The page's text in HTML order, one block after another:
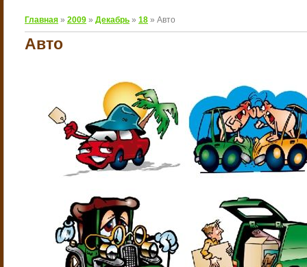
Главная » 2009 » Декабрь » 18 » Авто
Авто